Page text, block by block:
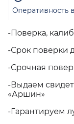
-Поверка,
-Срок поверки
-Срочная
-Выдаем
«Аршин»
-Гарантируем
Оперативность